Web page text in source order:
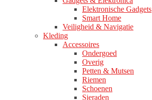
Elektronische Gadgets
Smart Home
Veiligheid & Navigatie
Kleding
Accessoires
Ondergoed
Overig
Petten & Mutsen
Riemen
Schoenen
Sieraden